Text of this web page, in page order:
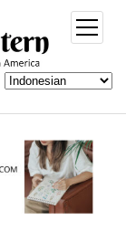
open
menu